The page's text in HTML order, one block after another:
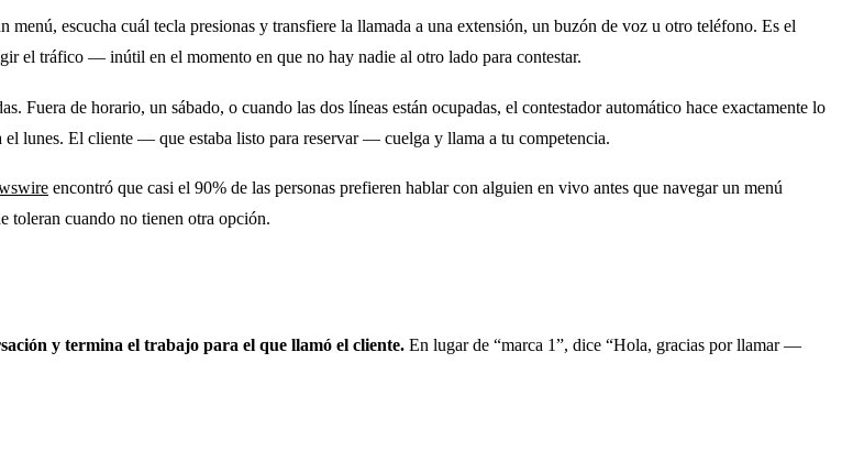
menú, escucha cuál tecla presionas y transfiere la llamada a una extensión, un buzón de voz u otro teléfono. Es el
el tráfico — inútil en el momento en que no hay nadie al otro lado para contestar.
Fuera de horario, un sábado, o cuando las dos líneas están ocupadas, el contestador automático hace exactamente lo
lunes. El cliente — que estaba listo para reservar — cuelga y llama a tu competencia.
encontró que casi el 90% de las personas prefieren hablar con alguien en vivo antes que navegar un menú
toleran cuando no tienen otra opción.
y termina el trabajo para el que llamó el cliente. En lugar de “marca 1”, dice “Hola, gracias por llamar —